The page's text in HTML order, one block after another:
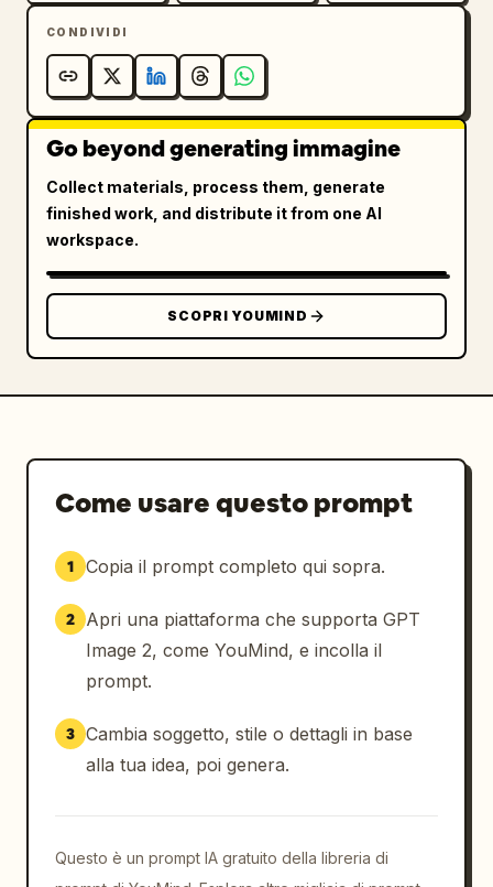
CONDIVIDI
Go beyond generating immagine
Collect materials, process them, generate
finished work, and distribute it from one AI
workspace.
SCOPRI YOUMIND
Come usare questo prompt
1 Copia il prompt completo qui sopra.
2
Apri una piattaforma che supporta GPT
Image 2, come YouMind, e incolla il
prompt.
3 Cambia soggetto, stile o dettagli in base
alla tua idea, poi genera.
Questo è un prompt IA gratuito della libreria di